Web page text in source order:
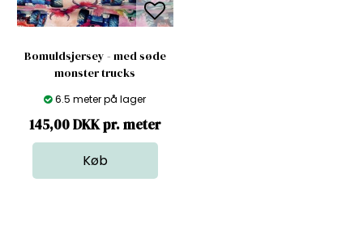
Bomuldsjersey - med søde
monster trucks
6.5 meter på lager
145,00 DKK pr. meter